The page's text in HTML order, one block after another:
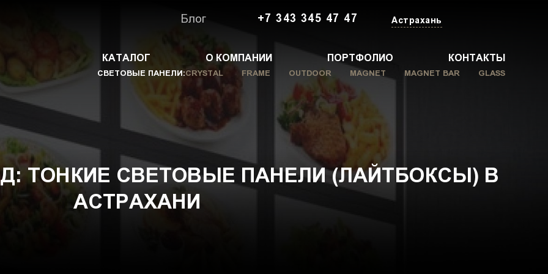
Блог +7 343 345 47 47 Астрахань
КАТАЛОГ О КОМПАНИИ ПОРТФОЛИО КОНТАКТЫ
СВЕТОВЫЕ ПАНЕЛИ:CRYSTAL FRAME OUTDOOR MAGNET MAGNET BAR GLASS
ТОНКИЕ СВЕТОВЫЕ ПАНЕЛИ (ЛАЙТБОКСЫ) В
АСТРАХАНИ